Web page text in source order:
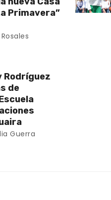
Primavera”
Rodríguez
de
Guerra